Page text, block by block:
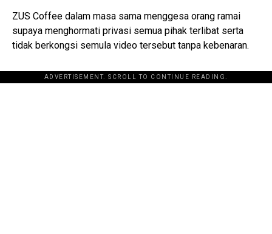
ZUS Coffee dalam masa sama menggesa orang ramai
supaya menghormati privasi semua pihak terlibat serta
tidak berkongsi semula video tersebut tanpa kebenaran.
ADVERTISEMENT. SCROLL TO CONTINUE READING.